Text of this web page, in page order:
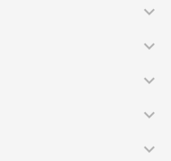




